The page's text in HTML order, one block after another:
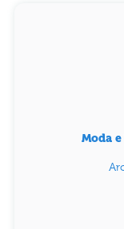
Moda